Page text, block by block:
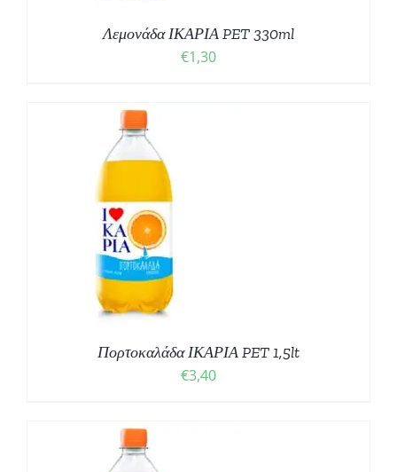
Λεμονάδα ΙΚΑΡΙΑ PET 330ml
€1,30
Πορτοκαλάδα ΙΚΑΡΙΑ PET 1,5lt
€3,40